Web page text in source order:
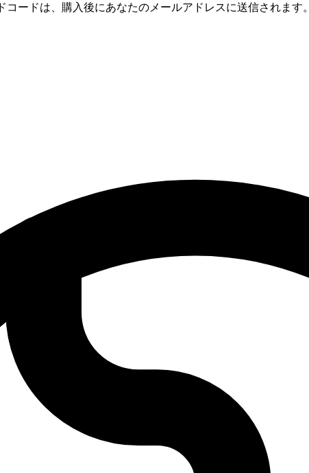
コードは、購入後にあなたのメールアドレスに送信されます。